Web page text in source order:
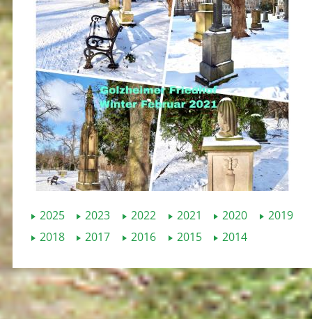
2025 2023 2022 2021 2020
2019
2018
2017 2016 2015 2014